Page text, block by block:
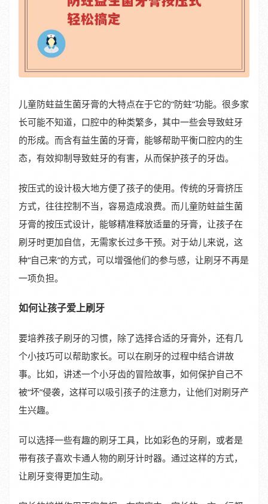
儿童防蛀益生菌牙膏的大特点在于它的“防蛀”功能。很多家
长可能不知道，口腔中的种类繁多，其中一些会导致蛀牙
的形成。而含有益生菌的牙膏，能够帮助平衡口腔内的生
态，有效抑制导致蛀牙的有害，从而保护孩子的牙齿。
按压式的设计极大地方便了孩子的使用。传统的牙膏挤压
方式，往往控制不当，容易造成浪费。而儿童防蛀益生菌
牙膏的按压式设计，能够精准释放适量的牙膏，让孩子在
刷牙时更加自信，无需家长过多干预。对于幼儿来说，这
种“自己来”的方式，可以增强他们的参与感，让刷牙不再是
一项负担。
如何让孩子爱上刷牙
要培养孩子刷牙的习惯，除了选择合适的牙膏外，还有几
个小技巧可以帮助家长。可以在刷牙的过程中结合讲故
事。比如，讲述一个小牙齿的冒险故事，如何保护自己不
被“坏”侵袭，这样可以吸引孩子的注意力，让他们对刷牙产
生兴趣。
可以选择一些有趣的刷牙工具，比如彩色的牙刷，或者是
带有孩子喜欢卡通人物的刷牙计时器。通过这样的方式，
让刷牙变得更加生动。